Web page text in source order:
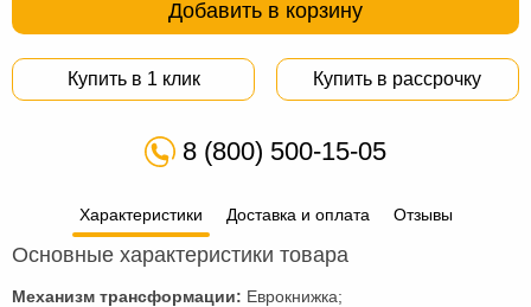
Добавить в корзину
Купить в 1 клик Купить в рассрочку
8 (800) 500-15-05
Характеристики Доставка и оплата Отзывы
Основные характеристики товара
Механизм трансформации: Еврокнижка;